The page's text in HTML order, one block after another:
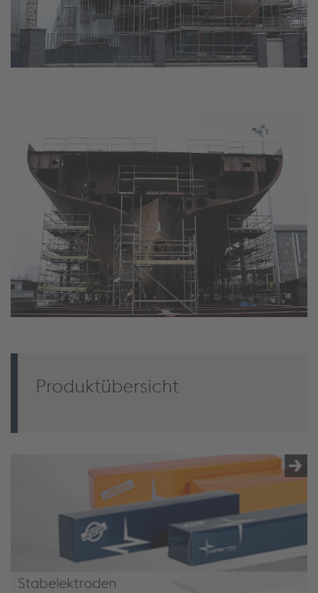
Produktübersicht
Stabelektroden